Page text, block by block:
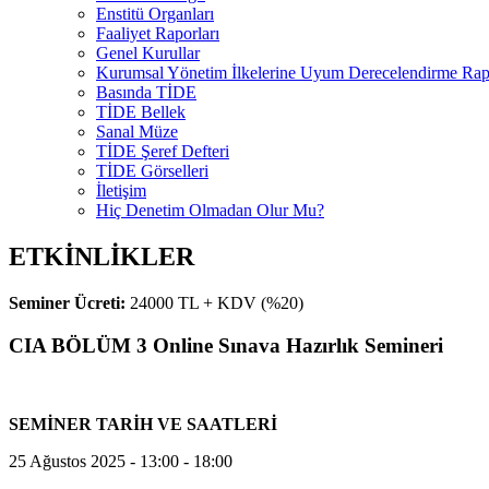
Enstitü Organları
Faaliyet Raporları
Genel Kurullar
Kurumsal Yönetim İlkelerine Uyum Derecelendirme
Basında TİDE
TİDE Bellek
Sanal Müze
TİDE Şeref Defteri
TİDE Görselleri
İletişim
Hiç Denetim Olmadan Olur Mu?
ETKİNLİKLER
Seminer Ücreti: 24000 TL + KDV (%20)
CIA BÖLÜM 3 Online Sınava Hazırlık Semineri
SEMİNER TARİH VE SAATLERİ
25 Ağustos 2025 - 13:00 - 18:00